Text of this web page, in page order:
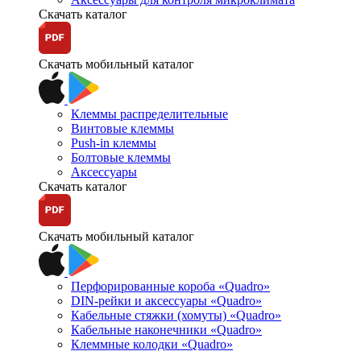
Скачать каталог
Скачать мобильный каталог
Клеммы распределительные
Винтовые клеммы
Push-in клеммы
Болтовые клеммы
Аксессуары
Скачать каталог
Скачать мобильный каталог
Перфорированные короба «Quadro»
DIN-рейки и аксессуары «Quadro»
Кабельные стяжки (хомуты) «Quadro»
Кабельные наконечники «Quadro»
Клеммные колодки «Quadro»